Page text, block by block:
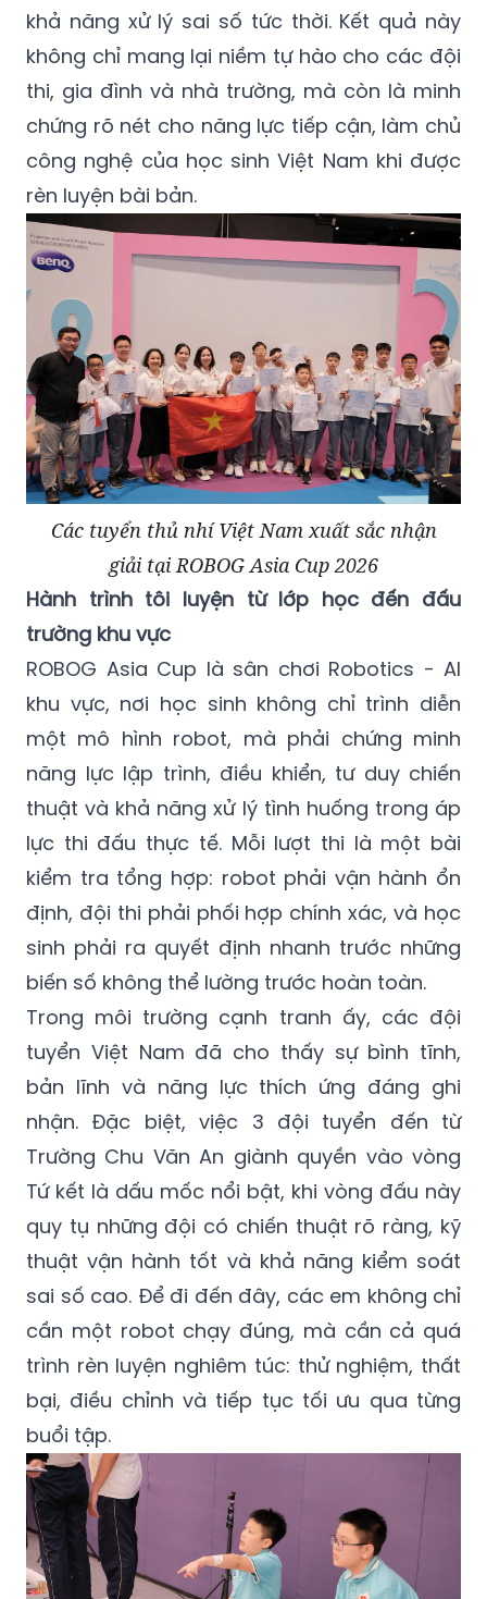
thi, gia đình và nhà trường, mà còn là minh
chứng rõ nét cho năng lực tiếp cận, làm chủ
công nghệ của học sinh Việt Nam khi được
rèn luyện bài bản.
Các tuyển thủ nhí Việt Nam xuất sắc nhận
giải tại ROBOG Asia Cup 2026
Hành trình tôi luyện từ lớp học đến đấu
trường khu vực
ROBOG Asia Cup là sân chơi Robotics - AI
khu vực, nơi học sinh không chỉ trình diễn
một mô hình robot, mà phải chứng minh
năng lực lập trình, điều khiển, tư duy chiến
thuật và khả năng xử lý tình huống trong áp
lực thi đấu thực tế. Mỗi lượt thi là một bài
kiểm tra tổng hợp: robot phải vận hành ổn
định, đội thi phải phối hợp chính xác, và học
sinh phải ra quyết định nhanh trước những
biến số không thể lường trước hoàn toàn.
Trong môi trường cạnh tranh ấy, các đội
tuyển Việt Nam đã cho thấy sự bình tĩnh,
bản lĩnh và năng lực thích ứng đáng ghi
nhận. Đặc biệt, việc 3 đội tuyển đến từ
Trường Chu Văn An giành quyền vào vòng
Tứ kết là dấu mốc nổi bật, khi vòng đấu này
quy tụ những đội có chiến thuật rõ ràng, kỹ
thuật vận hành tốt và khả năng kiểm soát
sai số cao. Để đi đến đây, các em không chỉ
cần một robot chạy đúng, mà cần cả quá
trình rèn luyện nghiêm túc: thử nghiệm, thất
bại, điều chỉnh và tiếp tục tối ưu qua từng
buổi tập.